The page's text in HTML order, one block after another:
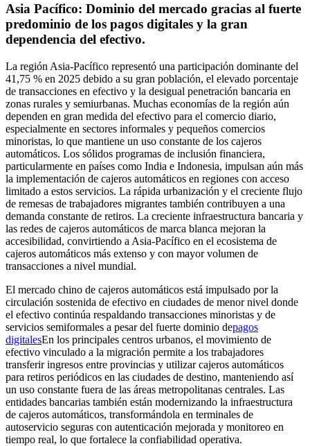
Asia Pacífico: Dominio del mercado gracias al fuerte
predominio de los pagos digitales y la gran
dependencia del efectivo.
La región Asia-Pacífico representó una participación dominante del
41,75 % en 2025 debido a su gran población, el elevado porcentaje
de transacciones en efectivo y la desigual penetración bancaria en
zonas rurales y semiurbanas. Muchas economías de la región aún
dependen en gran medida del efectivo para el comercio diario,
especialmente en sectores informales y pequeños comercios
minoristas, lo que mantiene un uso constante de los cajeros
automáticos. Los sólidos programas de inclusión financiera,
particularmente en países como India e Indonesia, impulsan aún más
la implementación de cajeros automáticos en regiones con acceso
limitado a estos servicios. La rápida urbanización y el creciente flujo
de remesas de trabajadores migrantes también contribuyen a una
demanda constante de retiros. La creciente infraestructura bancaria y
las redes de cajeros automáticos de marca blanca mejoran la
accesibilidad, convirtiendo a Asia-Pacífico en el ecosistema de
cajeros automáticos más extenso y con mayor volumen de
transacciones a nivel mundial.
El mercado chino de cajeros automáticos está impulsado por la
circulación sostenida de efectivo en ciudades de menor nivel donde
el efectivo continúa respaldando transacciones minoristas y de
servicios semiformales a pesar del fuerte dominio depagos
digitalesEn los principales centros urbanos, el movimiento de
efectivo vinculado a la migración permite a los trabajadores
transferir ingresos entre provincias y utilizar cajeros automáticos
para retiros periódicos en las ciudades de destino, manteniendo así
un uso constante fuera de las áreas metropolitanas centrales. Las
entidades bancarias también están modernizando la infraestructura
de cajeros automáticos, transformándola en terminales de
autoservicio seguras con autenticación mejorada y monitoreo en
tiempo real, lo que fortalece la confiabilidad operativa.